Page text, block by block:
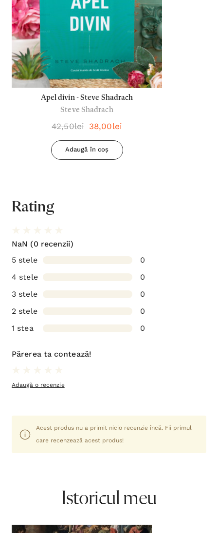
Apel divin - Steve Shadrach
Steve Shadrach
42,50lei 38,00lei
Adaugă în coș
Rating
NaN (0 recenzii)
5 stele
0
4 stele
0
3 stele
0
2 stele
0
1 stea
0
Părerea ta contează!
Adaugă o recenzie
Acest produs nu a primit nicio recenzie încă. Fii primul
care recenzează acest produs!
Istoricul meu